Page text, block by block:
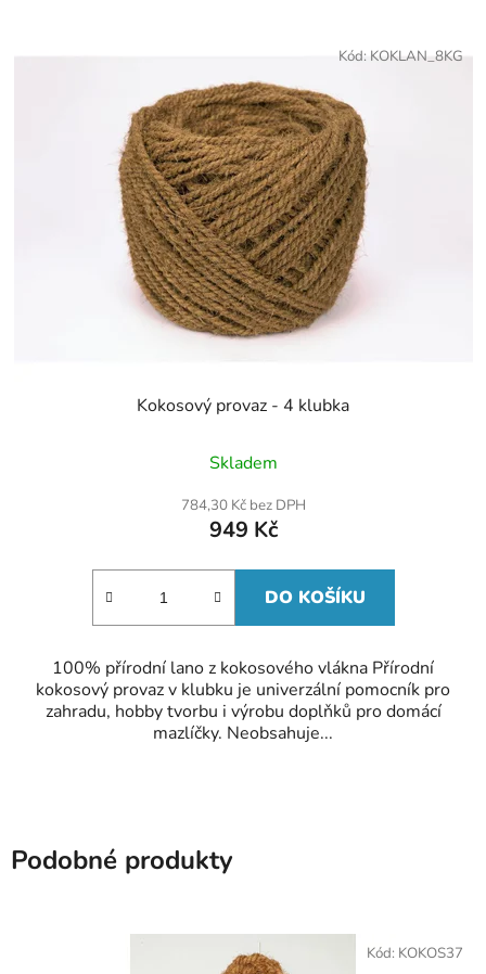
Kokosový provaz - 4 klubka
Skladem
784,30 Kč bez DPH
949 Kč
DO KOŠÍKU
100% přírodní lano z kokosového vlákna Přírodní
kokosový provaz v klubku je univerzální pomocník pro
zahradu, hobby tvorbu i výrobu doplňků pro domácí
mazlíčky. Neobsahuje...
Kód: KOKLAN_8KG
Podobné produkty
Kód: KOKOS37